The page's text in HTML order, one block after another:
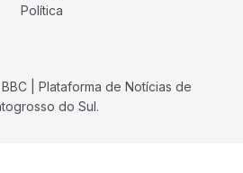
Política
| Plataforma de Notícias de
do Sul.